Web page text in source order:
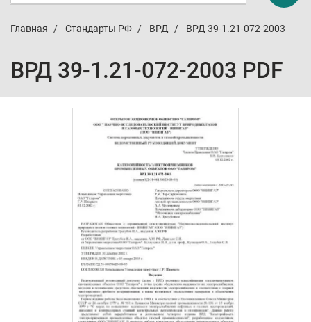
Главная Стандарты РФ ВРД ВРД 39-1.21-072-2003
ВРД 39-1.21-072-2003 PDF